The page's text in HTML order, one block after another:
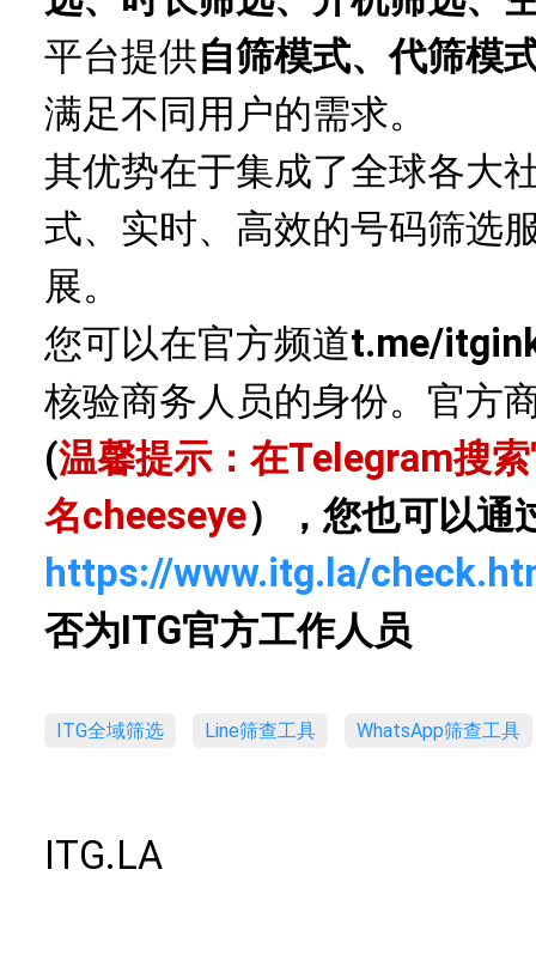
平台提供自筛模式、代筛模
满足不同用户的需求。
其优势在于集成了全球各大
式、实时、高效的号码筛选
展。
您可以在官方频道t.me/
核验商务人员的身份。官方
(温馨提示：在Telegram搜
名cheeseye），您也可以通
https://www.itg.la/
否为ITG官方工作人员
ITG全域筛选 Line筛查工具 WhatsApp筛查工具
ITG.LA